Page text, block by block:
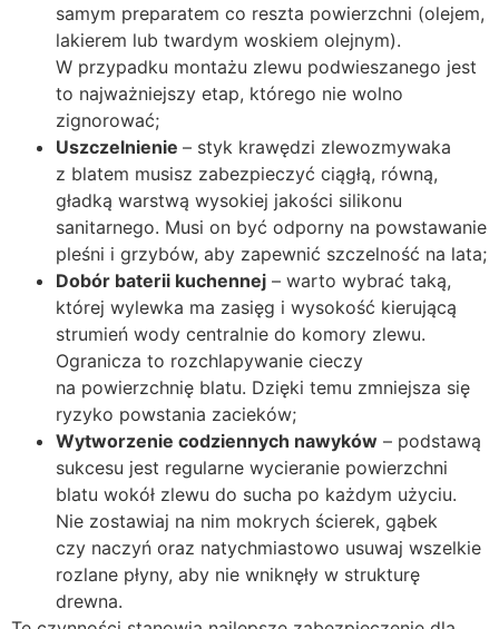
samym preparatem co reszta powierzchni (olejem,
lakierem lub twardym woskiem olejnym).
W przypadku montażu zlewu podwieszanego jest
to najważniejszy etap, którego nie wolno
zignorować;
Uszczelnienie – styk krawędzi zlewozmywaka
z blatem musisz zabezpieczyć ciągłą, równą,
gładką warstwą wysokiej jakości silikonu
sanitarnego. Musi on być odporny na powstawanie
pleśni i grzybów, aby zapewnić szczelność na lata;
Dobór baterii kuchennej – warto wybrać taką,
której wylewka ma zasięg i wysokość kierującą
strumień wody centralnie do komory zlewu.
Ogranicza to rozchlapywanie cieczy
na powierzchnię blatu. Dzięki temu zmniejsza się
ryzyko powstania zacieków;
Wytworzenie codziennych nawyków – podstawą
sukcesu jest regularne wycieranie powierzchni
blatu wokół zlewu do sucha po każdym użyciu.
Nie zostawiaj na nim mokrych ścierek, gąbek
czy naczyń oraz natychmiastowo usuwaj wszelkie
rozlane płyny, aby nie wniknęły w strukturę
drewna.